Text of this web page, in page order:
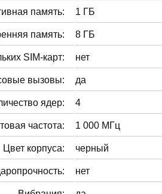
память: 1 ГБ
память: 8 ГБ
SIM-карт: нет
вызовы: да
ядер: 4
частота: 1 000 МГц
Цвет корпуса: черный
нет